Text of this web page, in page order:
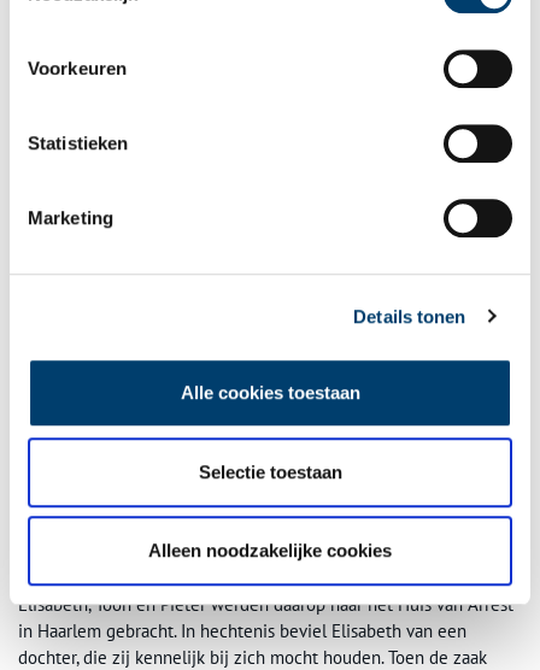
Voorkeuren
Statistieken
Marketing
Details tonen
Alle cookies toestaan
Selectie toestaan
Alleen noodzakelijke cookies
W.J. Boogaard, Tuchthuis Haarlem, 1865, Noord-Hollands Archief,110-44625.
Aanvankelijk ontkenden Elisabeth, Toon en Pieter natuurlijk alles.
Pieter hield tijdens de ondervragingen voet bij stuk, maar Toon
gaf uiteindelijk toe wat er gebeurd was toen hij bij zijn tweede
geroepen werd. Elisabeth gaf daarna ook haar bekentenis.
Elisabeth, Toon en Pieter werden daarop naar het Huis van Arrest
in Haarlem gebracht. In hechtenis beviel Elisabeth van een
dochter, die zij kennelijk bij zich mocht houden. Toen de zaak